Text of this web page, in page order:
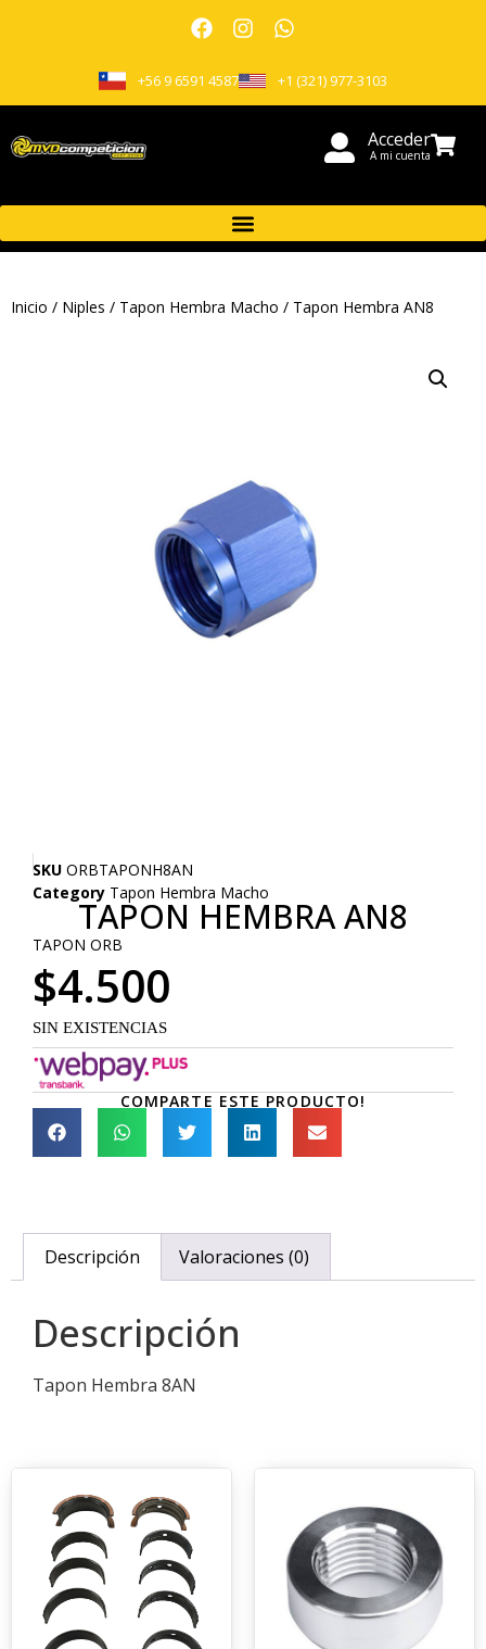
+56 9 6591 4587 +1 (321) 977-3103
Acceder
A mi cuenta
Inicio / Niples / Tapon Hembra Macho / Tapon Hembra AN8
SKU ORBTAPONH8AN
Category Tapon Hembra Macho
TAPON HEMBRA AN8
TAPON ORB
$4.500
SIN EXISTENCIAS
COMPARTE ESTE PRODUCTO!
Descripción Valoraciones (0)
Descripción
Tapon Hembra 8AN